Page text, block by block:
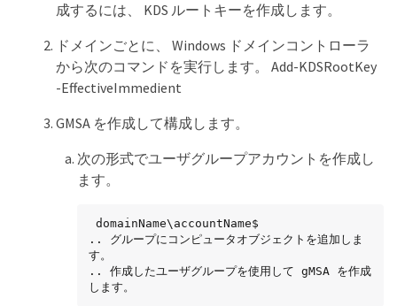
成するには、 KDS ルートキーを作成します。
ドメインごとに、 Windows ドメインコントローラ
から次のコマンドを実行します。 Add-KDSRootKey
-EffectiveImmedient
GMSA を作成して構成します。
次の形式でユーザグループアカウントを作成し
ます。
.. グループにコンピュータオブジェクトを追加しま
す。
.. 作成したユーザグループを使用して gMSA を作成
します。